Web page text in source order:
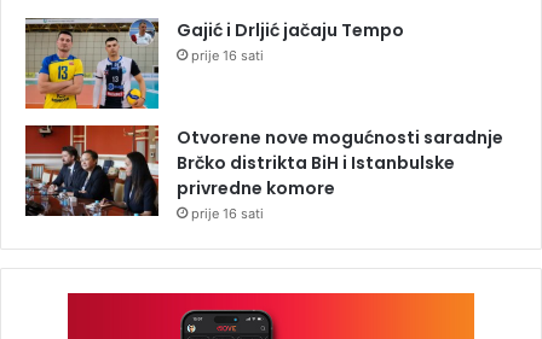
Gajić i Drljić jačaju Tempo
prije 16 sati
Otvorene nove mogućnosti saradnje
Brčko distrikta BiH i Istanbulske
privredne komore
prije 16 sati